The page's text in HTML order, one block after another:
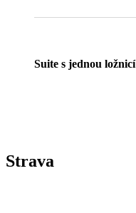
Suite s jednou ložnicí
Strava